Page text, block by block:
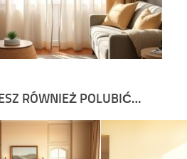
RÓWNIEŻ POLUBIĆ…